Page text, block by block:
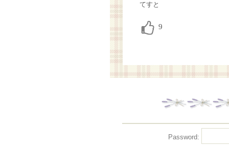
てすと
Password: